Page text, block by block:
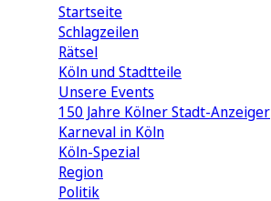
Startseite
Schlagzeilen
Rätsel
Köln und Stadtteile
Unsere Events
150 Jahre Kölner Stadt-Anzeiger
Karneval in Köln
Köln-Spezial
Region
Politik